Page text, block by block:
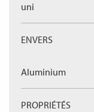
uni
ENVERS
Aluminium
PROPRIÉTÉS